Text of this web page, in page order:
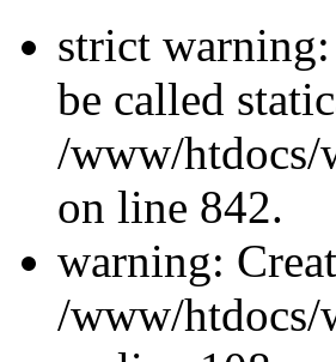
strict
be called
/www/htdocs/
on line 842.
warning:
/www/htdocs/